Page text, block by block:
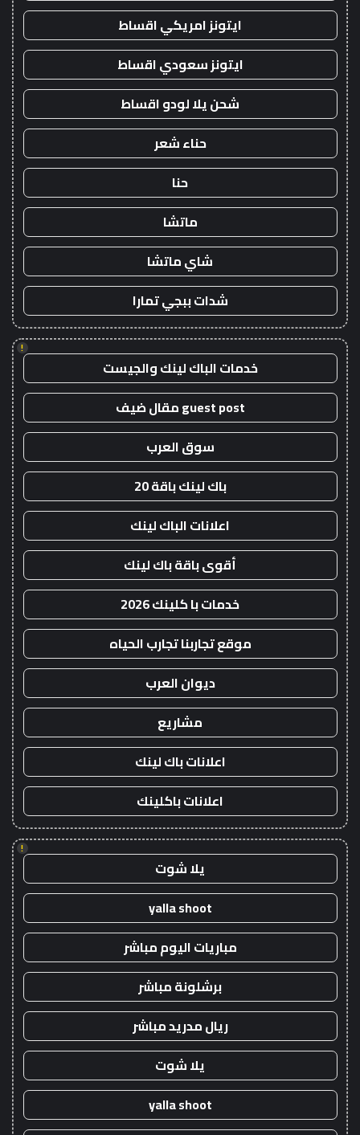
ايتونز امريكي اقساط
ايتونز سعودي اقساط
شحن يلا لودو اقساط
حناء شعر
حنا
ماتشا
شاي ماتشا
شدات ببجي تمارا
!
خدمات الباك لينك والجيست
guest post مقال ضيف
سوق العرب
باك لينك باقة 20
اعلانات الباك لينك
أقوى باقة باك لينك
خدمات با كلينك 2026
موقع تجاربنا تجارب الحياه
ديوان العرب
مشاريع
اعلانات باك لينك
اعلانات باكلينك
!
يلا شوت
yalla shoot
مباريات اليوم مباشر
برشلونة مباشر
ريال مدريد مباشر
يلا شوت
yalla shoot